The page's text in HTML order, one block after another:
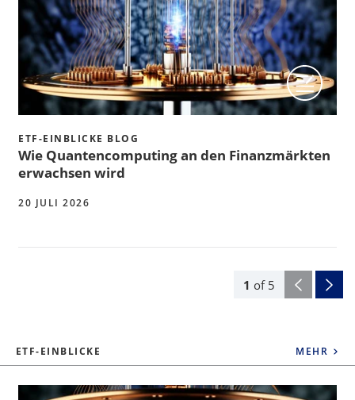
1 of 5
ETF-EINBLICKE BLOG
Wie Quantencomputing an den Finanzmärkten
erwachsen wird
20 JULI 2026
ETF-EINBLICKE MEHR